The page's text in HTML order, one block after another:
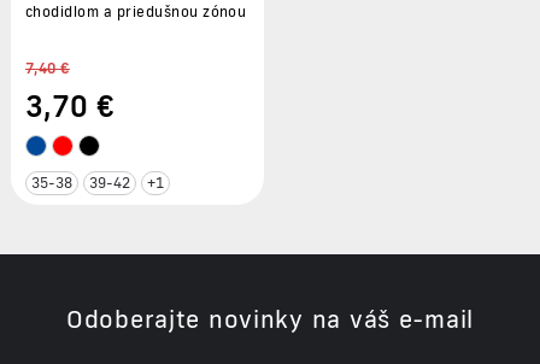
chodidlom a priedušnou zónou
7,40 €
3,70 €
35-38 39-42 +1
Odoberajte novinky na váš e-mail